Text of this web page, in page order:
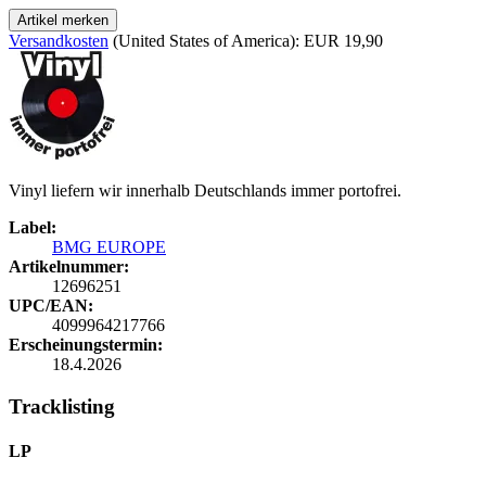
Artikel merken
Versandkosten (United States of America): EUR 19,90
Vinyl liefern wir innerhalb Deutschlands immer portofrei.
Label:
BMG EUROPE
Artikelnummer:
12696251
UPC/EAN:
4099964217766
Erscheinungstermin:
18.4.2026
Tracklisting
LP